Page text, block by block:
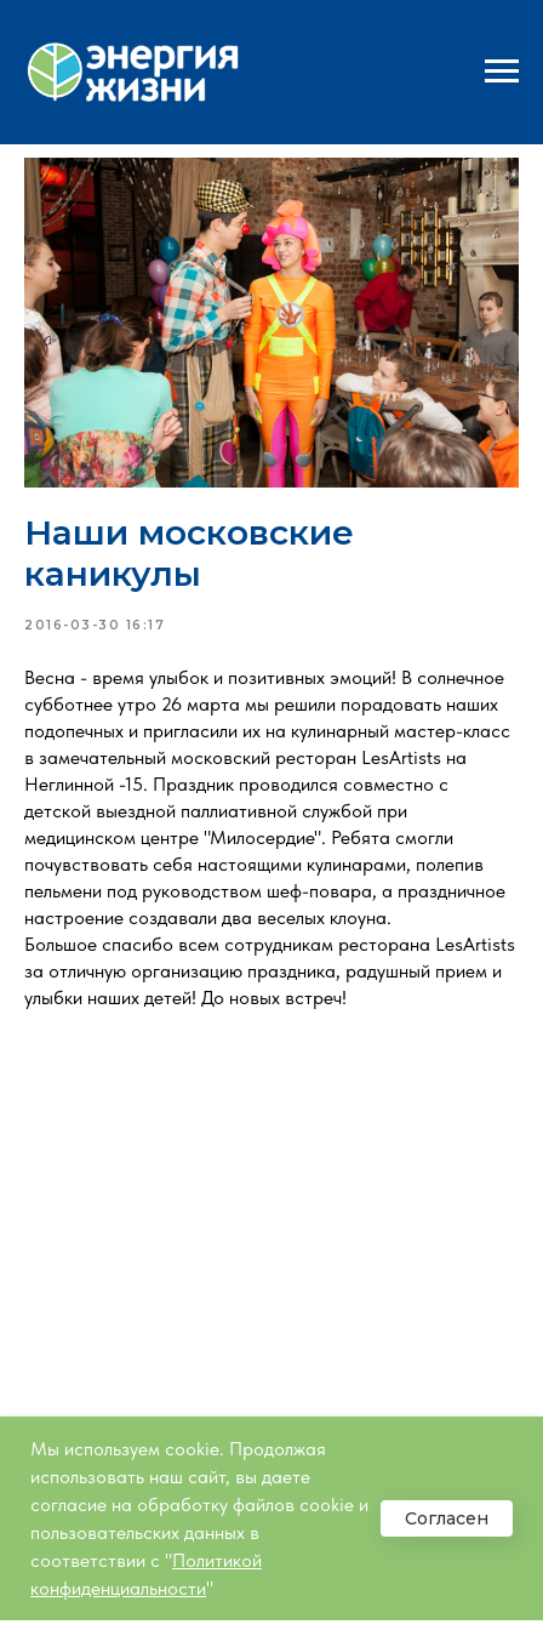
Наши московские
каникулы
2016-03-30 16:17
Весна - время улыбок и позитивных эмоций! В солнечное
субботнее утро 26 марта мы решили порадовать наших
подопечных и пригласили их на кулинарный мастер-класс
в замечательный московский ресторан LesArtists на
Неглинной -15. Праздник проводился совместно с
детской выездной паллиативной службой при
медицинском центре "Милосердие". Ребята смогли
почувствовать себя настоящими кулинарами, полепив
пельмени под руководством шеф-повара, а праздничное
настроение создавали два веселых клоуна.
Большое спасибо всем сотрудникам ресторана LesArtists
за отличную организацию праздника, радушный прием и
улыбки наших детей! До новых встреч!
Мы используем cookie. Продолжая
использовать наш сайт, вы даете
согласие на обработку файлов cookie и
пользовательских данных в
соответствии с "Политикой
конфиденциальности"
Согласен